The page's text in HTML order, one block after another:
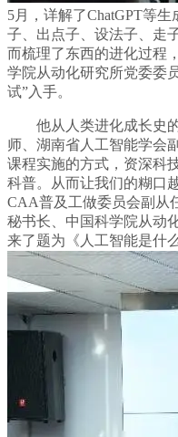
5月，详解了ChatGPT等
子、出点子、设法子、走
而梳理了东西的进化过程
学院从动化研究所党委委
试”入手。
他从人类进化成长史的
师、湖南省人工智能学会
课程实施的方式，资深科
科普。从而让我们的糊口
CAA普及工做委员会副从
秘书长、中国科学院从动
来了题为《人工智能是什